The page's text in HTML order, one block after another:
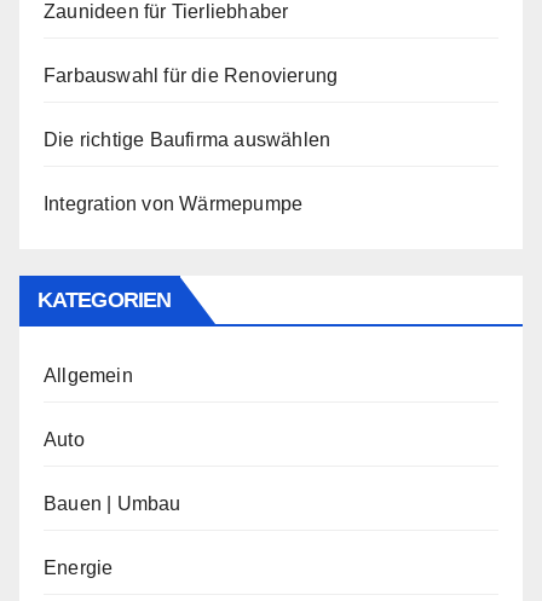
Zaunideen für Tierliebhaber
Farbauswahl für die Renovierung
Die richtige Baufirma auswählen
Integration von Wärmepumpe
KATEGORIEN
Allgemein
Auto
Bauen | Umbau
Energie